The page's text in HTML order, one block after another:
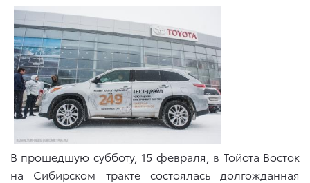
В прошедшую субботу, 15 февраля, в Тойота Восток
на Сибирском тракте состоялась долгожданная